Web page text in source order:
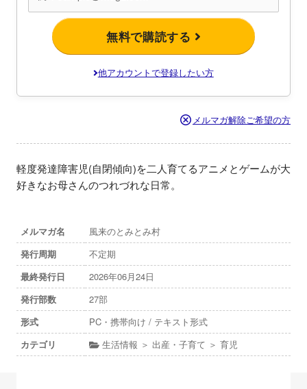
無料で購読する
他アカウントで登録したい方
メルマガ解除ご希望の方
軽度発達障害児(自閉傾向)を二人育てるアニメとゲームが大
好きなお母さんのつれづれな日常。
メルマガ名
風来のとみとみ村
発行周期
不定期
最終発行日
2026年06月24日
発行部数
27部
形式
PC・携帯向け / テキスト形式
カテゴリ
生活情報 ＞ 出産・子育て ＞ 育児